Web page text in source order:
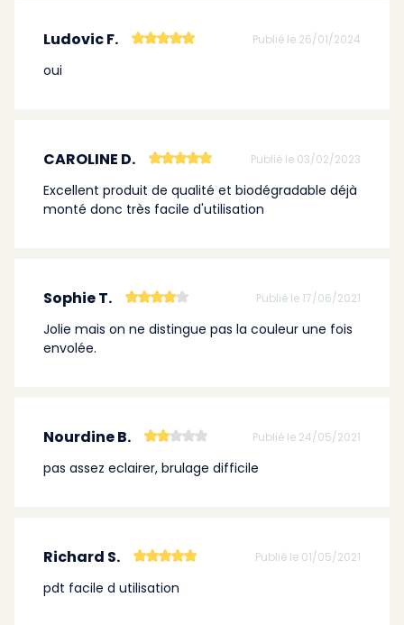
Ludovic F. Publié le 26/01/2024
oui
CAROLINE D. Publié le 03/02/2023
Excellent produit de qualité et biodégradable déjà
monté donc très facile d'utilisation
Sophie T. Publié le 17/06/2021
Jolie mais on ne distingue pas la couleur une fois
envolée.
Nourdine B. Publié le 24/05/2021
pas assez eclairer, brulage difficile
Richard S. Publié le 01/05/2021
pdt facile d utilisation